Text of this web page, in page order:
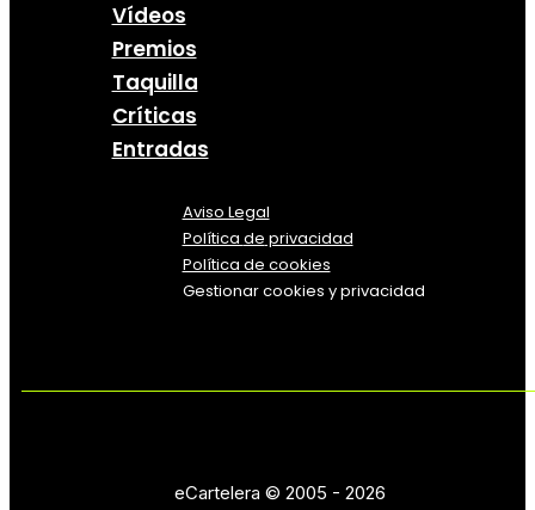
Vídeos
Premios
Taquilla
Críticas
Entradas
Aviso Legal
Política de privacidad
Política de cookies
Gestionar cookies y privacidad
eCartelera © 2005 - 2026